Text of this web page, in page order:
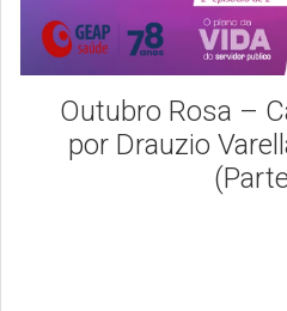
Outubro Rosa –
por Drauzio